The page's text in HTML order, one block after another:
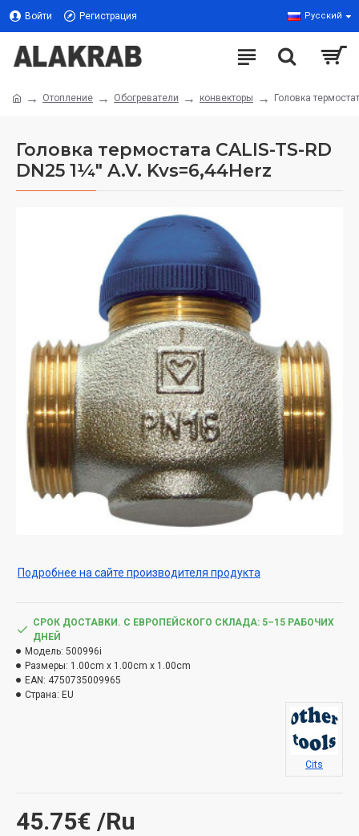
Войти Регистрация Русский
Отопление Обогреватели конвекторы Головка
Головка термостата CALIS-TS-RD
DN25 1¼" A.V. Kvs=6,44Herz
Подробнее на сайте производителя продукта
45.75€ /Ru
СРОК ДОСТАВКИ. С ЕВРОПЕЙСКОГО СКЛАДА: 5–15 РАБОЧИХ
ДНЕЙ
Модель: 500996i
Размеры: 1.00cm x 1.00cm x 1.00cm
EAN: 4750735009965
Страна: EU
Cits